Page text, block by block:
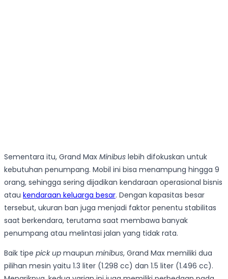
Sementara itu, Grand Max Minibus lebih difokuskan untuk
kebutuhan penumpang. Mobil ini bisa menampung hingga 9
orang, sehingga sering dijadikan kendaraan operasional bisnis
atau kendaraan keluarga besar. Dengan kapasitas besar
tersebut, ukuran ban juga menjadi faktor penentu stabilitas
saat berkendara, terutama saat membawa banyak
penumpang atau melintasi jalan yang tidak rata.
Baik tipe pick up maupun minibus, Grand Max memiliki dua
pilihan mesin yaitu 1.3 liter (1.298 cc) dan 1.5 liter (1.496 cc).